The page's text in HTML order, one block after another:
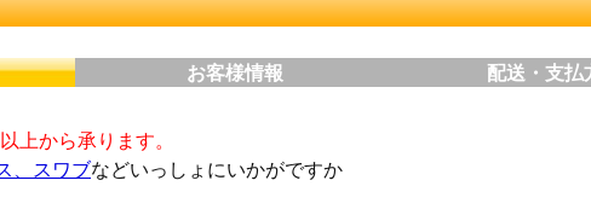
お客様情報 配送・支払
上から承ります。
、スワブなどいっしょにいかがですか